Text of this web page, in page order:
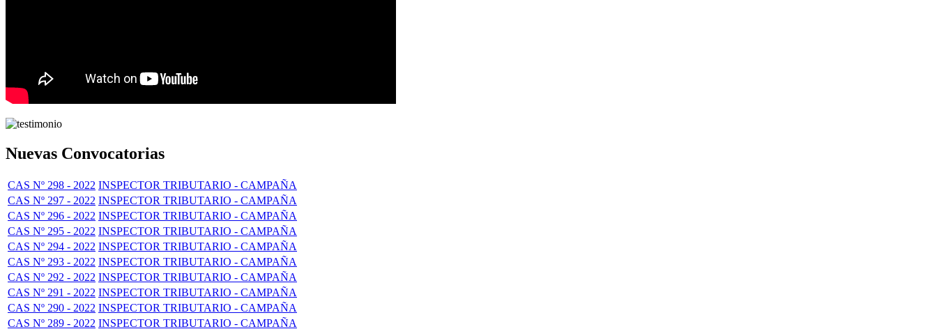
Nuevas Convocatorias
CAS Nº 298 - 2022 INSPECTOR TRIBUTARIO - CAMPAÑA
CAS Nº 297 - 2022 INSPECTOR TRIBUTARIO - CAMPAÑA
CAS Nº 296 - 2022 INSPECTOR TRIBUTARIO - CAMPAÑA
CAS Nº 295 - 2022 INSPECTOR TRIBUTARIO - CAMPAÑA
CAS Nº 294 - 2022 INSPECTOR TRIBUTARIO - CAMPAÑA
CAS Nº 293 - 2022 INSPECTOR TRIBUTARIO - CAMPAÑA
CAS Nº 292 - 2022 INSPECTOR TRIBUTARIO - CAMPAÑA
CAS Nº 291 - 2022 INSPECTOR TRIBUTARIO - CAMPAÑA
CAS Nº 290 - 2022 INSPECTOR TRIBUTARIO - CAMPAÑA
CAS Nº 289 - 2022 INSPECTOR TRIBUTARIO - CAMPAÑA